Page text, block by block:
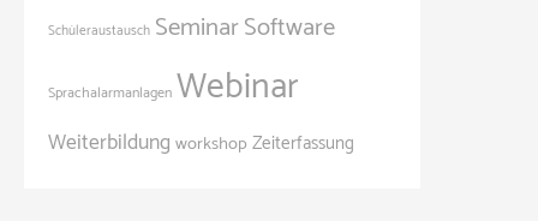
Schüleraustausch SeminarSoftware
Sprachalarmanlagen Webinar
Weiterbildung workshop Zeiterfassung